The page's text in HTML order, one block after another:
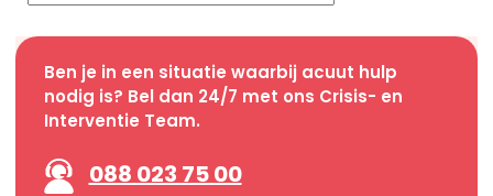
Ben je in een situatie waarbij acuut hulp
nodig is? Bel dan 24/7 met ons Crisis- en
Interventie Team.
088 023 75 00